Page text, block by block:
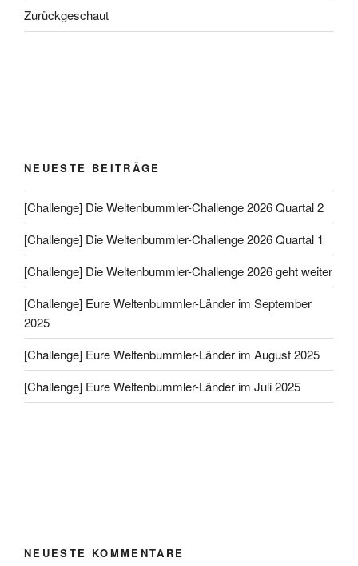
Zurückgeschaut
NEUESTE BEITRÄGE
[Challenge] Die Weltenbummler-Challenge 2026 Quartal 2
[Challenge] Die Weltenbummler-Challenge 2026 Quartal 1
[Challenge] Die Weltenbummler-Challenge 2026 geht weiter
[Challenge] Eure Weltenbummler-Länder im September
2025
[Challenge] Eure Weltenbummler-Länder im August 2025
[Challenge] Eure Weltenbummler-Länder im Juli 2025
NEUESTE KOMMENTARE